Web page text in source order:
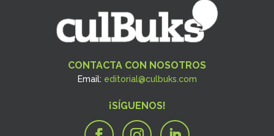
CONTACTA CON NOSOTROS
Email: editorial@culbuks.com
¡SÍGUENOS!